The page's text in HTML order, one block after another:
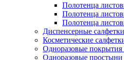
Полотенца
Полотенца
Полотенца
Диспенсерные салфетки
Косметические
Одноразовые покрытия
Одноразовые простыни